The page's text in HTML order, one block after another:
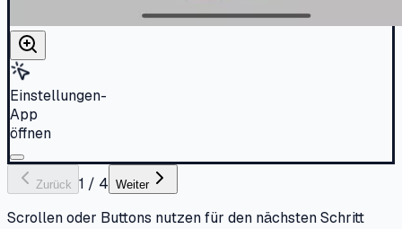
Einstellungen-
App
öffnen
Zurück 1 / 4 Weiter
Scrollen oder Buttons nutzen für den nächsten Schritt